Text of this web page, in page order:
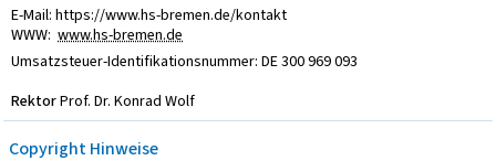
E-Mail: https://www.hs-bremen.de/kontakt
WWW: www.hs-bremen.de
Umsatzsteuer-Identifikationsnummer: DE 300 969 093
RektorProf. Dr. Konrad Wolf
Copyright Hinweise